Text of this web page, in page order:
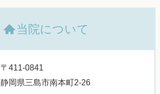
当院について
〒411-0841
静岡県三島市南本町2-26